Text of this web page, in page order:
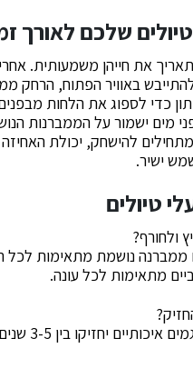
שלכם לאורך
את חייהן משמעותית.
להתייבש באוויר הפתוח, הרחק
כדי לספוג את הלחות
מים ישמור על הממברנות
להישחק, יכולת האחיזה
ישיר.
טיולים
ולחורף?
נושמת מתאימות לכל
מתאימות לכל עונה.
בשימוש